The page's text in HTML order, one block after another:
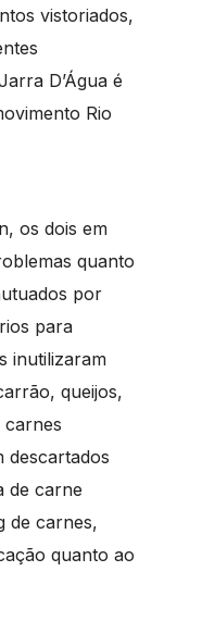
vistoriados,
D’Água é
Rio
os dois em
quanto
por
para
inutilizaram
queijos,
descartados
de carne
de carnes,
quanto ao